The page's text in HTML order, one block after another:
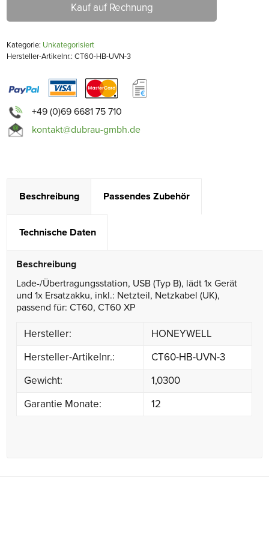
Kauf auf Rechnung
Kategorie: Unkategorisiert
Hersteller-Artikelnr.: CT60-HB-UVN-3
+49 (0)69 6681 75 710
kontakt@dubrau-gmbh.de
Beschreibung Passendes Zubehör
Technische Daten
Beschreibung
Lade-/Übertragungsstation, USB (Typ B), lädt 1x Gerät
und 1x Ersatzakku, inkl.: Netzteil, Netzkabel (UK),
passend für: CT60, CT60 XP
Hersteller:
HONEYWELL
Hersteller-Artikelnr.:
CT60-HB-UVN-3
Gewicht:
1,0300
Garantie Monate:
12